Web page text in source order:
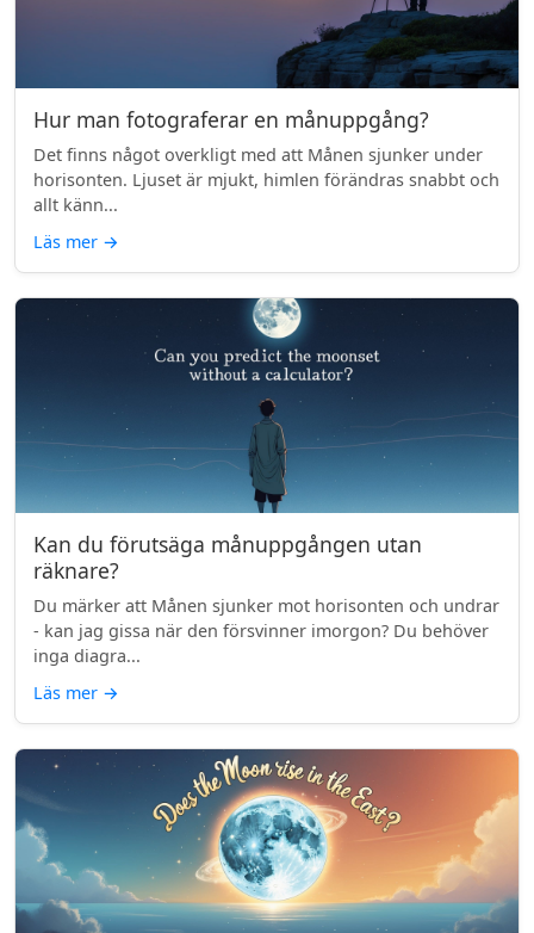
Hur man fotograferar en månuppgång?
Det finns något overkligt med att Månen sjunker under
horisonten. Ljuset är mjukt, himlen förändras snabbt och
allt känn...
Läs mer →
Kan du förutsäga månuppgången utan
räknare?
Du märker att Månen sjunker mot horisonten och undrar
- kan jag gissa när den försvinner imorgon? Du behöver
inga diagra...
Läs mer →